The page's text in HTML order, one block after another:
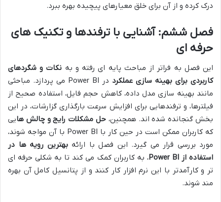
درک کرده و از آن برای خلق معیارهای پیچیده بهره ببرد.
فصل ششم: آشنایی با ترفندها و تکنیک های
حرفه ای
این فصل به فراتر از مباحث پایه ای رفته و به نکات و شگردهای
کاربردی برای بهینه سازی عملکرد
در Power BI می پردازد. مباحثی
مانند بهینه سازی مدل داده، کاهش حجم فایل، استفاده صحیح از
فیلترها، و ترفندهایی برای افزایش سرعت بارگذاری گزارشات، در این
بخش گنجانده شده اند. همچنین، حل مشکلات رایج و چالش هایی
که کاربران ممکن است در حین کار با Power BI با آن مواجه شوند،
مورد بررسی قرار می گیرد. این فصل با ارائهبهترین رویه ها در
استفاده از Power BI
، به کاربران کمک می کند تا به شکلی حرفه ای
تر و کارآمدتر با این نرم افزار کار کنند و از پتانسیل کامل آن بهره
مند شوند.